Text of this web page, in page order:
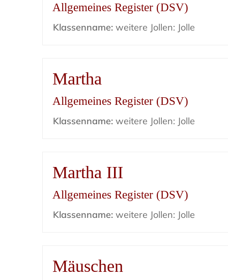
Allgemeines Register (DSV)
Klassenname: weitere Jollen: Jolle
Martha
Allgemeines Register (DSV)
Klassenname: weitere Jollen: Jolle
Martha III
Allgemeines Register (DSV)
Klassenname: weitere Jollen: Jolle
Mäuschen